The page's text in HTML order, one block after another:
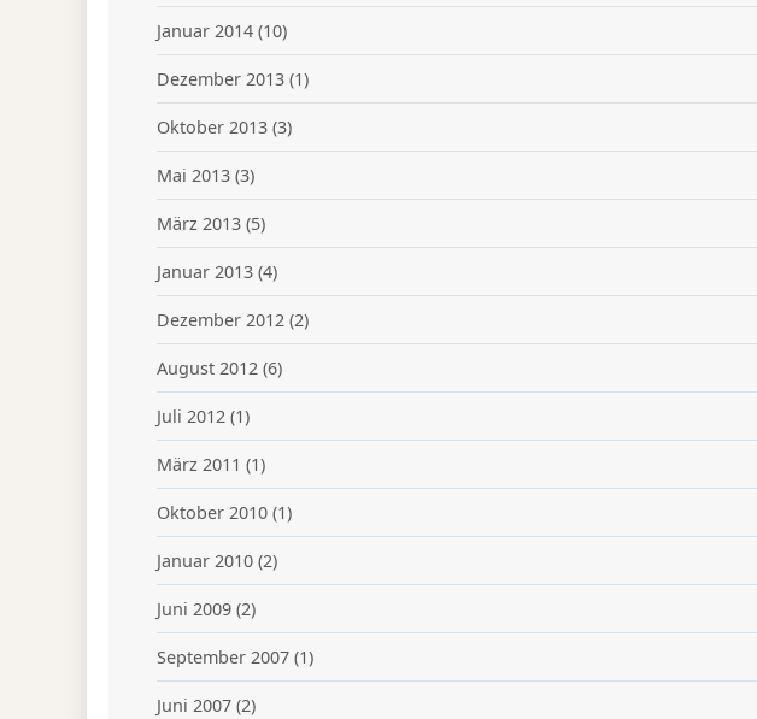
Januar 2014 (10)
Dezember 2013 (1)
Oktober 2013 (3)
Mai 2013 (3)
März 2013 (5)
Januar 2013 (4)
Dezember 2012 (2)
August 2012 (6)
Juli 2012 (1)
März 2011 (1)
Oktober 2010 (1)
Januar 2010 (2)
Juni 2009 (2)
September 2007 (1)
Juni 2007 (2)